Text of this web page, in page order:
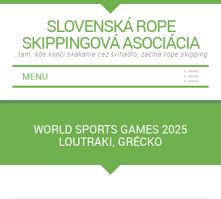
SLOVENSKÁ ROPE
SKIPPINGOVÁ ASOCIÁCIA
…tam, kde končí skákanie cez švihadlo, začína rope skipping
MENU
WORLD SPORTS GAMES 2025
LOUTRAKI, GRÉCKO